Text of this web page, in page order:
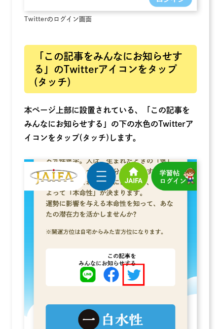
Twitterのログイン画面
「この記事をみんなにお知らせす
る」のTwitterアイコンをタップ
(タッチ)
本ページ上部に設置されている、「この記事を
みんなにお知らせする」の下の水色のTwitterア
イコンをタップ(タッチ)します。